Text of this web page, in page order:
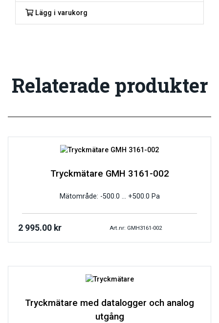
Lägg i varukorg
Relaterade produkter
Tryckmätare GMH 3161-002
Mätområde: -500.0 … +500.0 Pa
2 995.00 kr Art.nr: GMH3161-002
Tryckmätare med datalogger och analog
utgång